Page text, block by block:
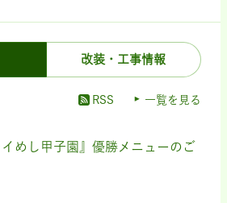
改装・工事情報
RSS 一覧を見る
めし甲子園』優勝メニューのご